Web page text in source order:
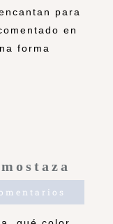
para
en
forma